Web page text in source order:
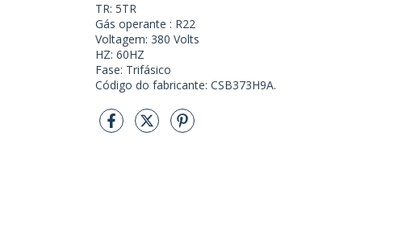
TR: 5TR
Gás operante : R22
Voltagem: 380 Volts
HZ: 60HZ
Fase: Trifásico
Código do fabricante: CSB373H9A.